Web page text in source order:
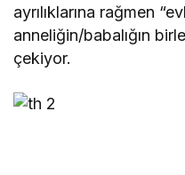
ayrılıklarına rağmen
anneliğin/babalığın
çekiyor.